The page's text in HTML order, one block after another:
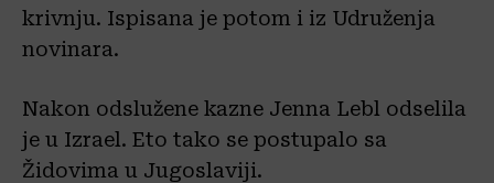
krivnju. Ispisana je potom i iz Udruženja
novinara.
Nakon odslužene kazne Jenna Lebl odselila
je u Izrael. Eto tako se postupalo sa
Židovima u Jugoslaviji.